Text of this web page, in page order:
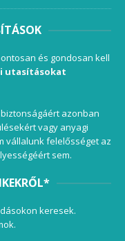
és gondosan kell
utasításokat
azonban
vagy anyagi
vállalunk felelősséget az
sem.
keresek.